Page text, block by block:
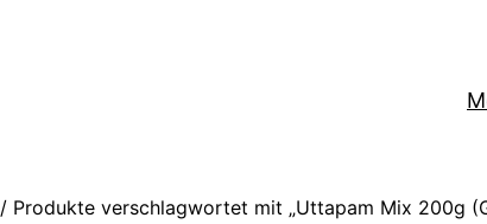
/ Produkte verschlagwortet mit „Uttapam Mix 200g